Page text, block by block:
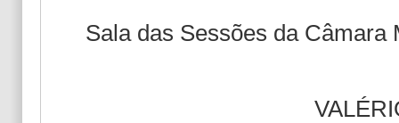
Sala das Sessões da Câmara